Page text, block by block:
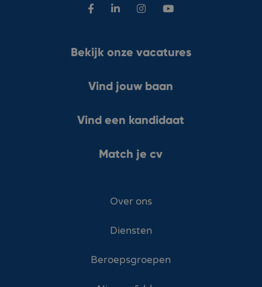
Bekijk onze vacatures
Vind jouw baan
Vind een kandidaat
Match je cv
Over ons
Diensten
Beroepsgroepen